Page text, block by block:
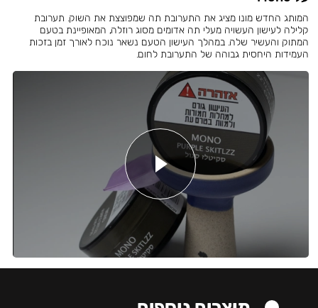
המותג החדש מונו מציג את התערובת תה שמפוצצת את השוק. תערובת
קלילה לעישון העשויה מעלי תה אדומים מסוג רוזלה, המאופיינת בטעם
המתוק והעשיר שלה. במהלך העישון הטעם נשאר נוכח לאורך זמן בזכות
העמידות היחסית גבוהה של התערובת לחום.